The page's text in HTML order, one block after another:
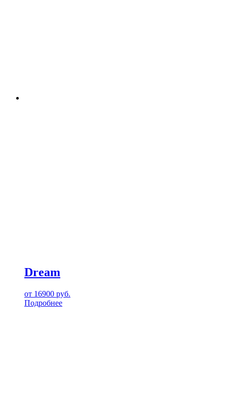
Dream
от 16900 руб.
Подробнее